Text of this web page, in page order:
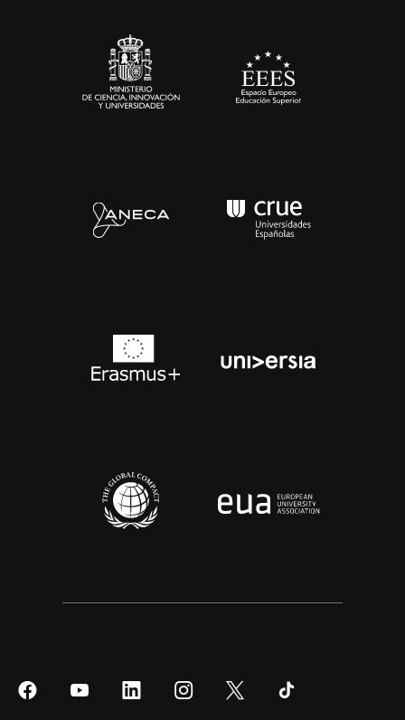
SíguenosSíguenos
SíguenosSíguenos Síguenos